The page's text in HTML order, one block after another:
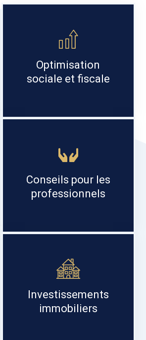
Optimisation
sociale et fiscale
Conseils pour les
professionnels
Investissements
immobiliers